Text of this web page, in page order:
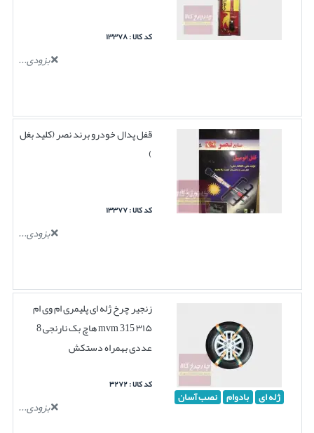
کد کالا : ۱۳۳۷۸
بزودی...
قفل پدال خودرو برند نصر (کلید بغل
)
کد کالا : ۱۳۳۷۷
بزودی...
ژله ای بادوام نصب آسان
زنجیر چرخ ژله ای پلیمری ام وی ام
۳۱۵ mvm 315 هاچ بک نارنجی 8
عددی بهمراه دستکش
کد کالا : ۳۲۷۲
بزودی...